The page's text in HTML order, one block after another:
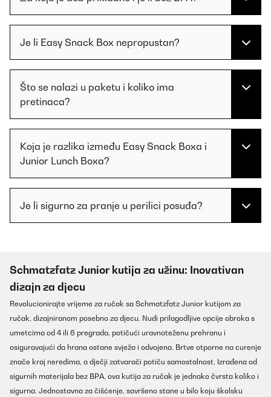
Je li Easy Snack Box nepropustan?
Što se nalazi u paketu i koliko ima
pretinaca?
Koja je razlika između Easy Snack Boxa i
Junior Lunch Boxa?
Je li sigurno za pranje u perilici posuđa?
Schmatzfatz Junior kutija za užinu: Inovativan
dizajn za djecu
Revolucionirajte vrijeme za ručak sa Schmatzfatz Junior kutijom za
ručak, dizajniranom posebno za djecu. Nudi prilagodljive opcije obroka s
umetcima od 4 ili 6 pregrada, potičući uravnoteženu prehranu i
osiguravajući da hrana ostane svježa i odvojena. Brtve otporne na curenje
znače kraj neredima, a dječji zatvarači potiču samostalnost. Izrađena od
sigurnih materijala bez BPA, ova kutija za ručak je jednako čvrsta koliko i
sigurna. Jednostavna za čišćenje, savršeno stane u bilo koju školsku